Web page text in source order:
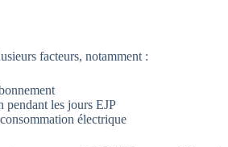
facteurs, notamment :
pendant les jours EJP
électrique